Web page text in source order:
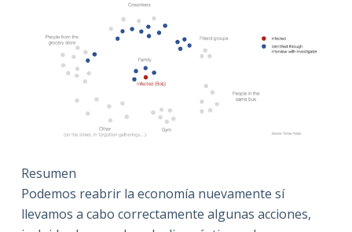
Resumen
Podemos reabrir la economía nuevamente sí
llevamos a cabo correctamente algunas acciones,